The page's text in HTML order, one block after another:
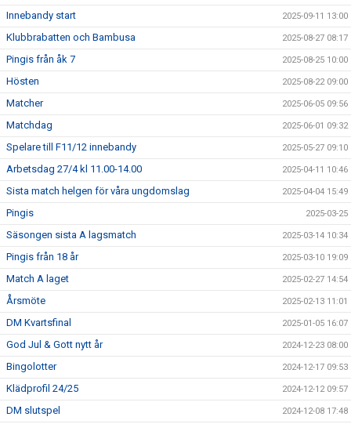
Innebandy start 2025-09-11 13:00
Klubbrabatten och Bambusa 2025-08-27 08:17
Pingis från åk 7 2025-08-25 10:00
Hösten 2025-08-22 09:00
Matcher 2025-06-05 09:56
Matchdag 2025-06-01 09:32
Spelare till F11/12 innebandy 2025-05-27 09:10
Arbetsdag 27/4 kl 11.00-14.00 2025-04-11 10:46
Sista match helgen för våra ungdomslag 2025-04-04 15:49
Pingis 2025-03-25
Säsongen sista A lagsmatch 2025-03-14 10:34
Pingis från 18 år 2025-03-10 19:09
Match A laget 2025-02-27 14:54
Årsmöte 2025-02-13 11:01
DM Kvartsfinal 2025-01-05 16:07
God Jul & Gott nytt år 2024-12-23 08:00
Bingolotter 2024-12-17 09:53
Klädprofil 24/25 2024-12-12 09:57
DM slutspel 2024-12-08 17:48